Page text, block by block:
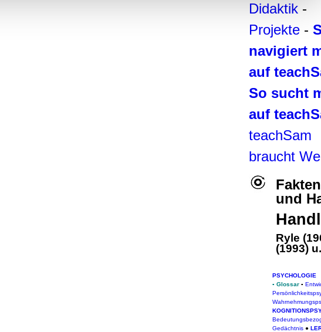
Didaktik -
Projekte -
navigiert
auf
So sucht
auf
teachSam
braucht
und
Ryle
(1993)
PSYCHOLOGIE
▪ Glossar ▪
Gedächtnis ●